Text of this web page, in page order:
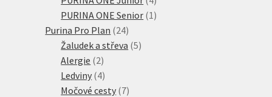
produkty
PURINA ONE Senior 1 1
Purina Pro Plan 2424
produktů
Žaludek a střeva 55
Alergie 22
produkty
Ledviny 44
produkty
Močové cesty 77